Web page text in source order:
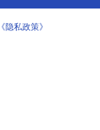
《隐私政策》